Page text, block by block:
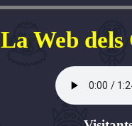
La Web